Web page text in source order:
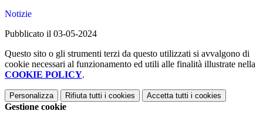
Notizie
Pubblicato il 03-05-2024
Questo sito o gli strumenti terzi da questo utilizzati si avvalgono di
cookie necessari al funzionamento ed utili alle finalità illustrate nella
COOKIE POLICY.
Personalizza Rifiuta tutti i cookies Accetta tutti i cookies
Gestione cookie